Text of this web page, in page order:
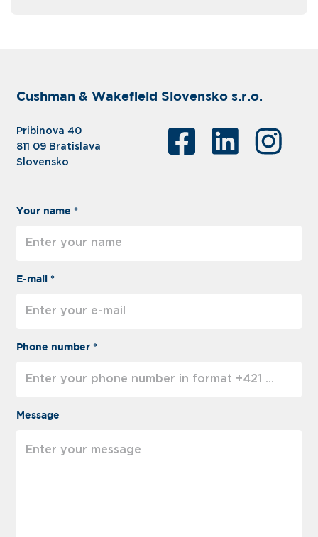
Cushman & Wakefield Slovensko s.r.o.
Pribinova 40
811 09 Bratislava
Slovensko
Your name *
E-mail *
Phone number *
Message